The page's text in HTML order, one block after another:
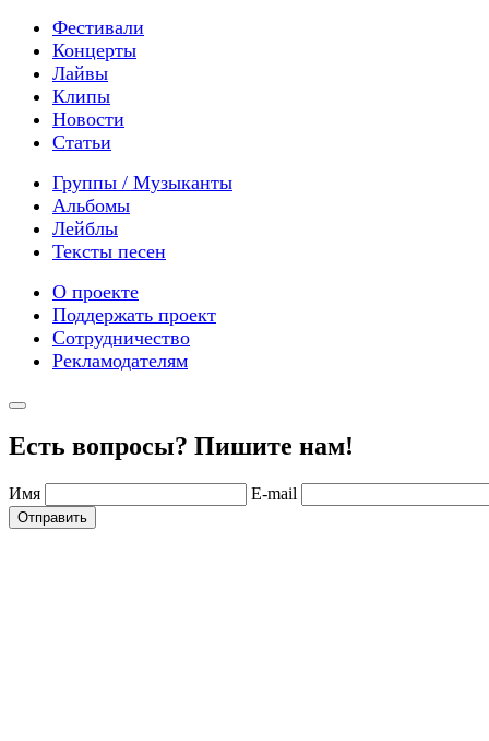
Фестивали
Концерты
Лайвы
Клипы
Новости
Статьи
Группы / Музыканты
Альбомы
Лейблы
Тексты песен
О проекте
Поддержать проект
Сотрудничество
Рекламодателям
Есть вопросы? Пишите нам!
Имя E-mail